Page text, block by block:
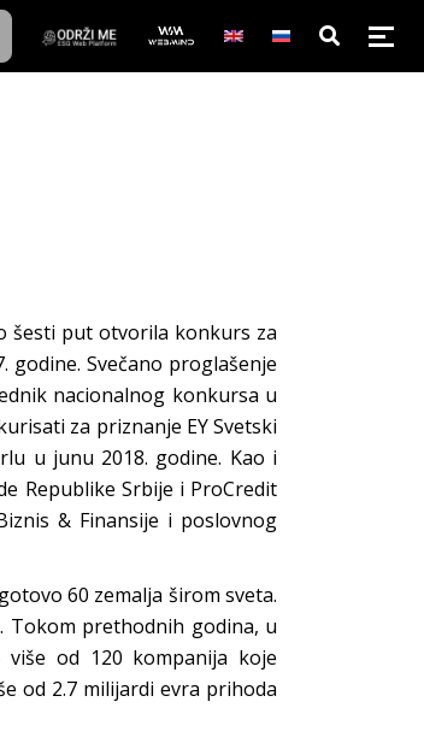
šesti put otvorila konkurs za
Svečano proglašenje
nacionalnog konkursa u
za priznanje EY Svetski
u junu 2018. godine. Kao i
Republike Srbije i ProCredit
& Finansije i poslovnog
60 zemalja širom sveta.
Tokom prethodnih godina, u
više od 120 kompanija koje
od 2.7 milijardi evra prihoda